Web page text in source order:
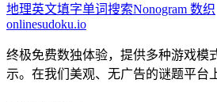
地理英文填字单词搜索Nonogram 数织
onlinesudoku.io
终极免费数独体验，提供多种游戏模
示。在我们美观、无广告的谜题平台